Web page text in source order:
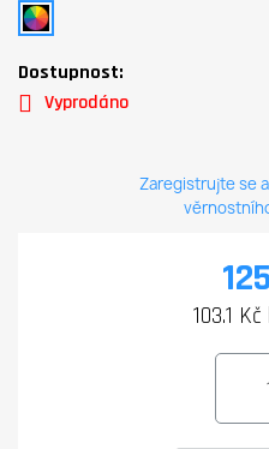
Dostupnost:
Vyprodáno
Zaregistrujte se
103.1